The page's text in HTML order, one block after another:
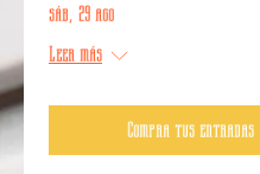
sáb, 29 ago
Leer más
Compra tus entradas